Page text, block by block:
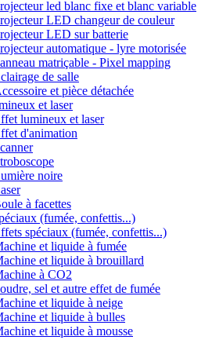
led blanc fixe et blanc variable
LED changeur de couleur
LED sur batterie
automatique - lyre motorisée
matriçable - Pixel mapping
de salle
et pièce détachée
et laser
lumineux et laser
d'animation
noire
à facettes
(fumée, confettis...)
spéciaux (fumée, confettis...)
et liquide à fumée
et liquide à brouillard
à CO2
sel et autre effet de fumée
et liquide à neige
et liquide à bulles
et liquide à mousse